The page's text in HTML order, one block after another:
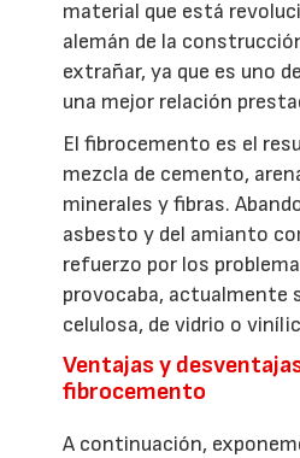
material que está
alemán de la
extrañar, ya que es uno
una mejor relación
El fibrocemento es el
mezcla de cemento,
minerales y fibras.
asbesto y del amianto
refuerzo por los
provocaba, actualmente
celulosa, de vidrio o
Ventajas y
fibrocemento
A continuación,